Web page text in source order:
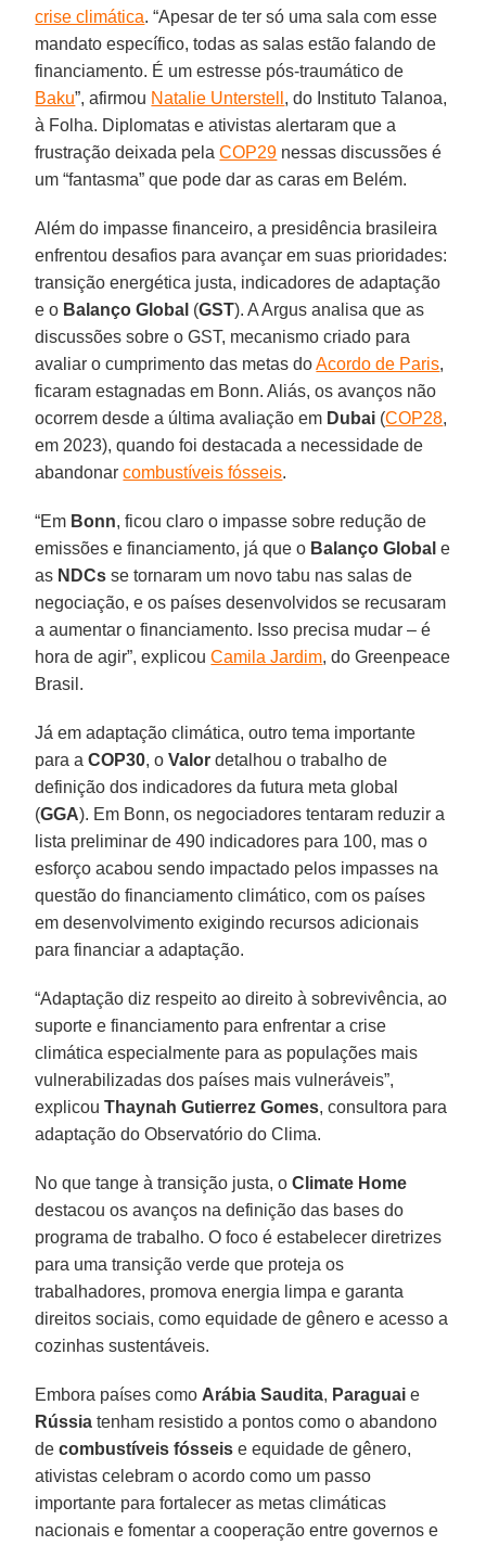
crise climática. “Apesar de ter só uma sala com esse
mandato específico, todas as salas estão falando de
financiamento. É um estresse pós-traumático de
Baku”, afirmou Natalie Unterstell , do Instituto Talanoa,
à Folha. Diplomatas e ativistas alertaram que a
frustração deixada pelaCOP29 nessas discussões é
um “fantasma” que pode dar as caras em Belém.
Além do impasse financeiro, a presidência brasileira
enfrentou desafios para avançar em suas prioridades:
transição energética justa, indicadores de adaptação
e o Balanço Global (GST). A Argus analisa que as
discussões sobre o GST, mecanismo criado para
avaliar o cumprimento das metas doAcordo de Paris,
ficaram estagnadas em Bonn. Aliás, os avanços não
ocorrem desde a última avaliação em Dubai (COP28,
em 2023), quando foi destacada a necessidade de
abandonarcombustíveis fósseis.
“Em Bonn, ficou claro o impasse sobre redução de
emissões e financiamento, já que o Balanço Global e
as NDCs se tornaram um novo tabu nas salas de
negociação, e os países desenvolvidos se recusaram
a aumentar o financiamento. Isso precisa mudar – é
hora de agir”, explicouCamila Jardim, do Greenpeace
Brasil.
Já em adaptação climática, outro tema importante
para aCOP30, oValor detalhou o trabalho de
definição dos indicadores da futura meta global
(GGA). Em Bonn, os negociadores tentaram reduzir a
lista preliminar de 490 indicadores para 100, mas o
esforço acabou sendo impactado pelos impasses na
questão do financiamento climático, com os países
em desenvolvimento exigindo recursos adicionais
para financiar a adaptação.
“Adaptação diz respeito ao direito à sobrevivência, ao
suporte e financiamento para enfrentar a crise
climática especialmente para as populações mais
vulnerabilizadas dos países mais vulneráveis”,
explicouThaynah Gutierrez Gomes, consultora para
adaptação do Observatório do Clima.
No que tange à transição justa, oClimate Home
destacou os avanços na definição das bases do
programa de trabalho. O foco é estabelecer diretrizes
para uma transição verde que proteja os
trabalhadores, promova energia limpa e garanta
direitos sociais, como equidade de gênero e acesso a
cozinhas sustentáveis.
Embora países como Arábia Saudita, Paraguai e
Rússia tenham resistido a pontos como o abandono
decombustíveis fósseis e equidade de gênero,
ativistas celebram o acordo como um passo
importante para fortalecer as metas climáticas
nacionais e fomentar a cooperação entre governos e